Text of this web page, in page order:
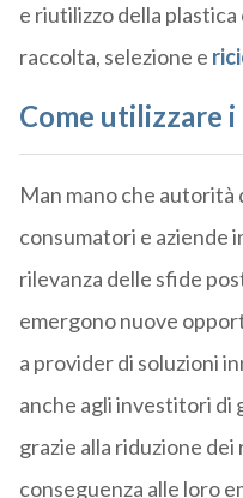
e riutilizzo della
raccolta, selezione e
Come utilizzare
Man mano che autorità
consumatori e aziende
rilevanza delle sfide
emergono nuove
a provider di soluzioni
anche agli investitori di
grazie alla riduzione
conseguenza alle loro